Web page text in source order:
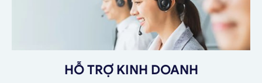
HỖ TRỢ KINH DOANH